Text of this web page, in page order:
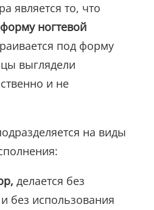
является то, что
ногтевой
под форму
выглядели
и не
на виды
делается без
без использования